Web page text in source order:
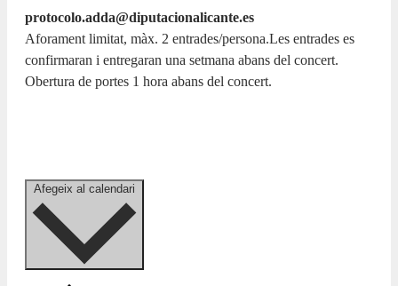
protocolo.adda@diputacionalicante.es
Aforament limitat, màx. 2 entrades/persona.Les entrades es
confirmaran i entregaran una setmana abans del concert.
Obertura de portes 1 hora abans del concert.